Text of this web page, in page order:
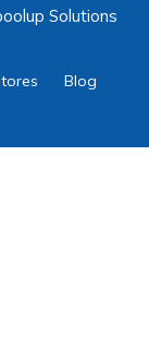
Solutions
Blog